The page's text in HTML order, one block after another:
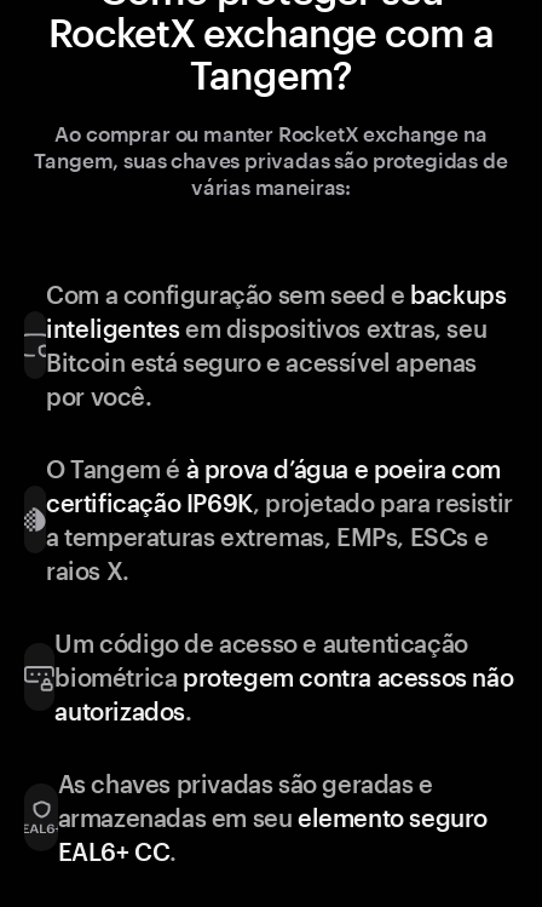
RocketX exchange com a
Tangem?
Ao comprar ou manter RocketX exchange na
Tangem, suas chaves privadas são protegidas de
várias maneiras:
Com a configuração sem seed e backups
inteligentesem dispositivos extras, seu
Bitcoin está seguro e acessível apenas
por você.
O Tangem é à prova d’água e poeira com
certificação IP69K, projetado para resistir
a temperaturas extremas, EMPs, ESCs e
raios X.
Um código de acesso e autenticação
biométrica protegem contra acessos não
autorizados.
As chaves privadas são geradas e
armazenadas em seu elemento seguro
EAL6+ CC.